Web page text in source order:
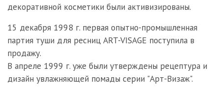
декоративной косметики были активизированы.
15 декабря 1998 г. первая опытно-промышленная
партия туши для ресниц ART-VISAGE поступила в
продажу.
В апреле 1999 г. уже были утверждены рецептура и
дизайн увлажняющей помады серии "Арт-Визаж".